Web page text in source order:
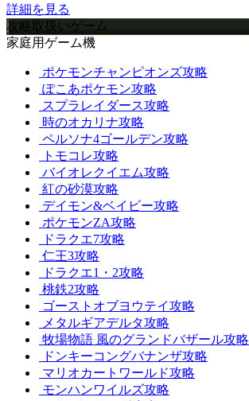
詳細を見る
攻略取扱いゲーム
家庭用ゲーム機
ポケモンチャンピオンズ攻略
ぽこあポケモン攻略
スプラレイダース攻略
時のオカリナ攻略
ペルソナ4ゴールデン攻略
トモコレ攻略
バイオレクイエム攻略
紅の砂漠攻略
デイモン&ベイビー攻略
ポケモンZA攻略
ドラクエ7攻略
仁王3攻略
ドラクエ1・2攻略
桃鉄2攻略
ゴーストオブヨウテイ攻略
メタルギアデルタ攻略
牧場物語 風のグランドバザール攻略
ドンキーコングバナンザ攻略
マリオカートワールド攻略
モンハンワイルズ攻略